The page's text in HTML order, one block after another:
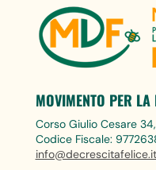
MOVIMENTO PER LA
Corso Giulio Cesare
Codice Fiscale:
info@decrescitafelice.it